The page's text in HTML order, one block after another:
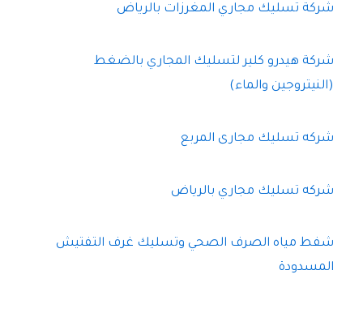
شركة تسليك مجاري المغرزات بالرياض
شركة هيدرو كلير لتسليك المجاري بالضغط
(النيتروجين والماء)
شركه تسليك مجارى المربع
شركه تسليك مجاري بالرياض
شفط مياه الصرف الصحي وتسليك غرف التفتيش
المسدودة